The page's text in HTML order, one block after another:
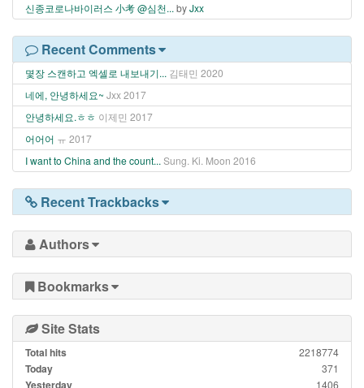
신종코로나바이러스 小考 @심천... byJxx
Recent Comments
몇장 스캔하고 엑셀로 내보내기... 김태민 2020
네에, 안녕하세요~ Jxx2017
안녕하세요.ㅎㅎ 이제민 2017
어어어 ㅠ 2017
I want to China and the count... Sung. Ki. Moon 2016
Recent Trackbacks
Authors
Bookmarks
Site Stats
Total hits 2218774
Today 371
Yesterday 1406